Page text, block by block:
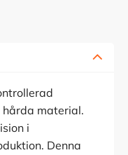
material.
i
Denna